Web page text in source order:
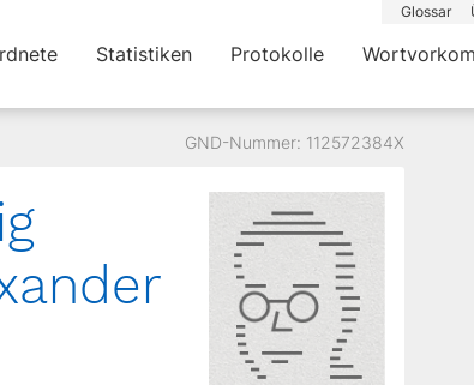
Glossar
Statistiken Protokolle
GND-Nummer: 112572384X